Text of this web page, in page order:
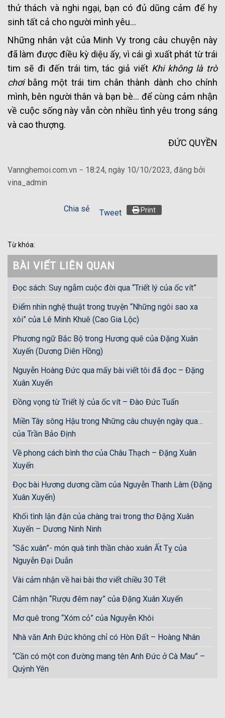
thử thách và nghi ngại, bạn có đủ dũng cảm để hy
sinh tất cả cho người mình yêu…
Những nhân vật của Minh Vy trong câu chuyện này
đã làm được điều kỳ diệu ấy, vì cái gì xuất phát từ trái
tim sẽ đi đến trái tim, tác giả viết Khi không là trò
chơibằng một trái tim chân thành dành cho chính
mình, bên người thân và bạn bè… để cùng cảm nhận
về cuộc sống này vẫn còn nhiều tình yêu trong sáng
và cao thượng.
ĐỨC QUYỀN
Vannghemoi.com.vn − 18:24, ngày 10/10/2023, đăng bởi
vina_admin
Chia sẻ Tweet Print
Từ khóa:
BÀI VIẾT LIÊN QUAN
Đọc sách: Suy ngẫm cuộc đời qua “Triết lý của ốc vít”
Điểm nhìn nghệ thuật trong truyện “Những ngôi sao xa
xôi” của Lê Minh Khuê (Cao Gia Lộc)
Phương ngữ Bắc Bộ trong Hương quê của Đặng Xuân
Xuyến (Dương Diên Hồng)
Nguyễn Hoàng Đức qua mấy bài viết tôi đã đọc – Đặng
Xuân Xuyến
Đồng vọng từ Triết lý của ốc vít – Đào Đức Tuấn
Miền Tây sông Hậu trong Những câu chuyện ngày qua…
của Trần Bảo Định
Về phong cách bình thơ của Châu Thạch – Đặng Xuân
Xuyến
Đọc bài Hương dương cầm của Nguyễn Thanh Lâm (Đặng
Xuân Xuyến)
Khối tình lận đận của chàng trai trong thơ Đặng Xuân
Xuyến – Dương Ninh Ninh
“Sắc xuân”- món quà tinh thần chào xuân Ất Tỵ của
Nguyễn Đại Duẫn
Vài cảm nhận về hai bài thơ viết chiều 30 Tết
Cảm nhận “Rượu đêm nay” của Đặng Xuân Xuyến
Mơ quê trong “Xóm cỏ” của Nguyễn Khôi
Nhà văn Anh Đức không chỉ có Hòn Đất – Hoàng Nhân
“Cần có một con đường mang tên Anh Đức ở Cà Mau” –
Quỳnh Yên